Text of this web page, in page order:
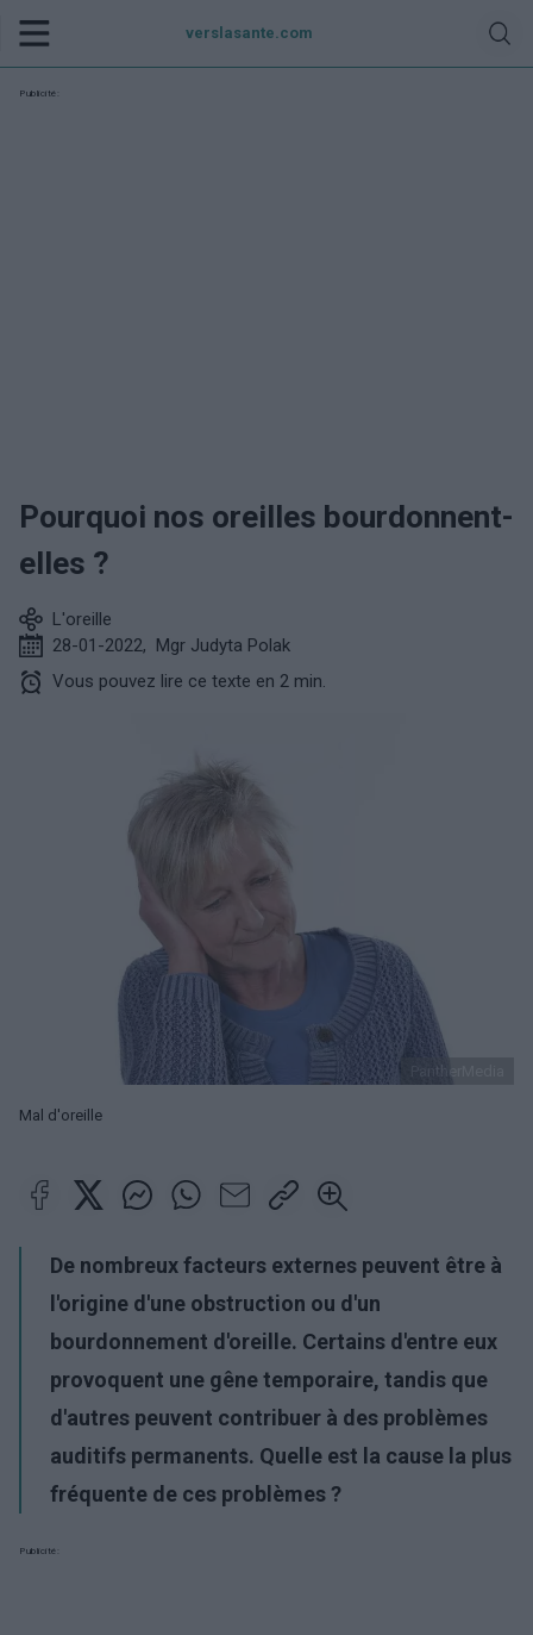
verslasante.com
Publicité:
Pourquoi nos oreilles bourdonnent-
elles ?
L'oreille
28-01-2022, Mgr Judyta Polak
Vous pouvez lire ce texte en 2 min.
PantherMedia
Mal d'oreille
De nombreux facteurs externes peuvent être à
l'origine d'une obstruction ou d'un
bourdonnement d'oreille. Certains d'entre eux
provoquent une gêne temporaire, tandis que
d'autres peuvent contribuer à des problèmes
auditifs permanents. Quelle est la cause la plus
fréquente de ces problèmes ?
Publicité: